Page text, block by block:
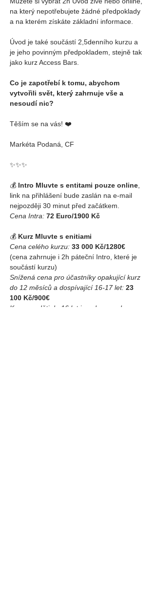
na který nepotřebujete žádné předpoklady
a na kterém získáte základní informace.
Úvod je také součástí 2,5denního kurzu a
je jeho povinným předpokladem, stejně tak
jako kurz Access Bars.
Co je zapotřebí k tomu, abychom
vytvořili svět, který zahrnuje vše a
nesoudí nic?
Těším se na vás! ❤️
Markéta Podaná, CF
✨️️✨️️✨️️
💰 Intro Mluvte s entitami pouze online
link na přihlášení bude zaslán na e-mail
nejpozději 30 minut před začátkem.
Cena Intra: 72 Euro/1900 Kč
💰 Kurz Mluvte s enitiami
Cena celého kurzu: 33 000 Kč/1280€
(cena zahrnuje i 2h páteční Intro, které je
součástí kurzu)
Snížená cena pro účastníky opakující kurz
do 12 měsíců a dospívající 16-17 let: 23
100 Kč/900€
Kurz pro děti do 16 let je v doprovodu